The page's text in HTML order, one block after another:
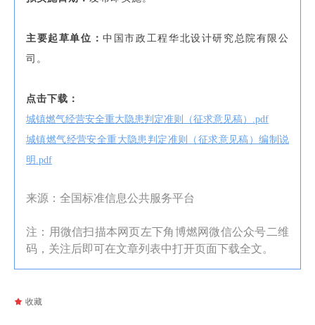
主要起草单位：中国市政工程华北设计研究总院有限公
司。
点击下载：
城镇燃气经营安全重大隐患判定准则（征求意见稿）.pdf
城镇燃气经营安全重大隐患判定准则（征求意见稿）编制说
明.pdf
来源：全国标准信息公共服务平台
注：用微信扫描本网页左下角博燃网微信公众号二维
码，关注后即可在文章列表中打开页面下载全文。
끄 收藏